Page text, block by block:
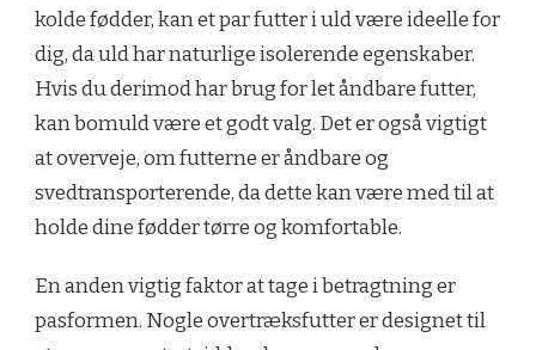
kolde fødder, kan et par futter i uld være ideelle for
dig, da uld har naturlige isolerende egenskaber.
Hvis du derimod har brug for let åndbare futter,
kan bomuld være et godt valg. Det er også vigtigt
at overveje, om futterne er åndbare og
svedtransporterende, da dette kan være med til at
holde dine fødder tørre og komfortable.
En anden vigtig faktor at tage i betragtning er
pasformen. Nogle overtræksfutter er designet til